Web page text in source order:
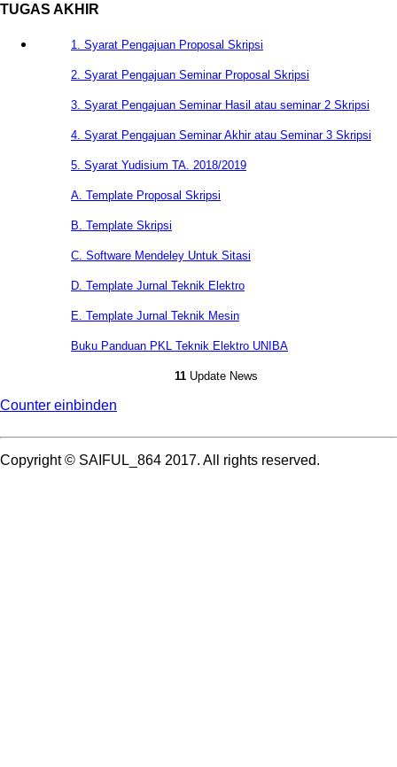
TUGAS AKHIR
1. Syarat Pengajuan Proposal Skripsi
2. Syarat Pengajuan Seminar Proposal Skripsi
3. Syarat Pengajuan Seminar Hasil atau seminar 2 Skripsi
4. Syarat Pengajuan Seminar Akhir atau Seminar 3 Skripsi
5. Syarat Yudisium TA. 2018/2019
A. Template Proposal Skripsi
B. Template Skripsi
C. Software Mendeley Untuk Sitasi
D. Template Jurnal Teknik Elektro
E. Template Jurnal Teknik Mesin
Buku Panduan PKL Teknik Elektro UNIBA
11 Update News
Counter einbinden
Copyright © SAIFUL_864 2017. All rights reserved.